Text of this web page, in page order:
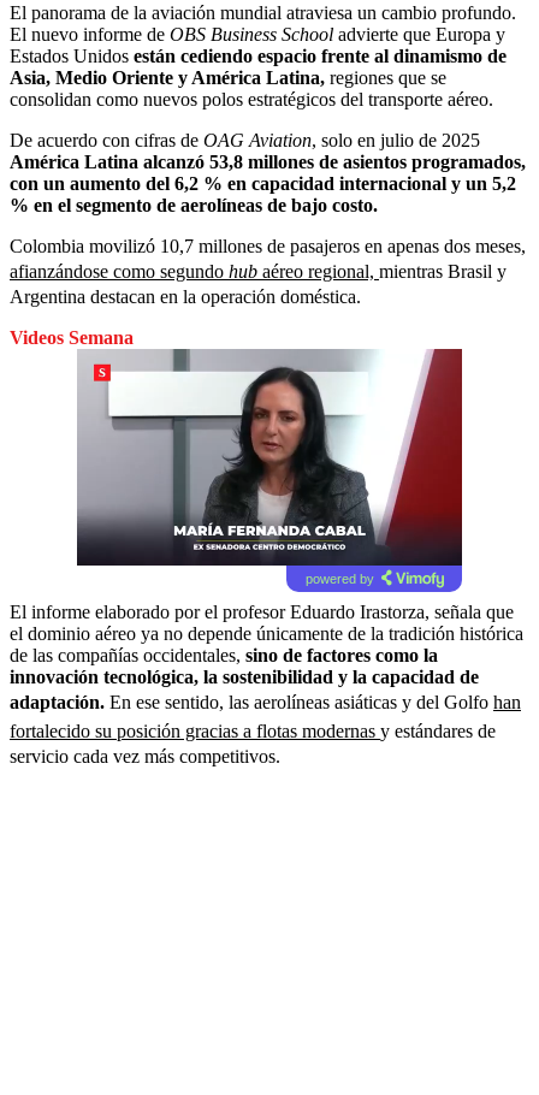
El panorama de la aviación mundial atraviesa un cambio profundo.
El nuevo informe de OBS Business School advierte que Europa y
Estados Unidos están cediendo espacio frente al dinamismo de
Asia, Medio Oriente y América Latina, regiones que se
consolidan como nuevos polos estratégicos del transporte aéreo.
De acuerdo con cifras de OAG Aviation, solo en julio de 2025
América Latina alcanzó 53,8 millones de asientos programados,
con un aumento del 6,2 % en capacidad internacional y un 5,2
% en el segmento de aerolíneas de bajo costo.
Colombia movilizó 10,7 millones de pasajeros en apenas dos meses,
afianzándose como segundo hub aéreo regional, mientras Brasil y
Argentina destacan en la operación doméstica.
Videos Semana
powered by
El informe elaborado por el profesor Eduardo Irastorza, señala que
el dominio aéreo ya no depende únicamente de la tradición histórica
de las compañías occidentales, sino de factores como la
innovación tecnológica, la sostenibilidad y la capacidad de
adaptación. En ese sentido, las aerolíneas asiáticas y del Golfo han
fortalecido su posición gracias a flotas modernas y estándares de
servicio cada vez más competitivos.